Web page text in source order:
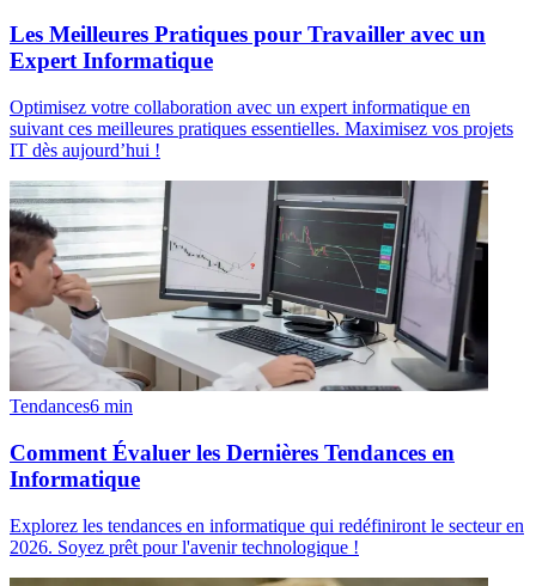
Les Meilleures Pratiques pour Travailler avec un
Expert Informatique
Optimisez votre collaboration avec un expert informatique en
suivant ces meilleures pratiques essentielles. Maximisez vos projets
IT dès aujourd’hui !
Tendances6 min
Comment Évaluer les Dernières Tendances en
Informatique
Explorez les tendances en informatique qui redéfiniront le secteur en
2026. Soyez prêt pour l'avenir technologique !